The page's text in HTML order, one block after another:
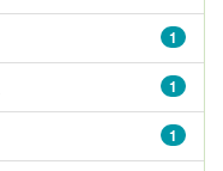
1
1
1